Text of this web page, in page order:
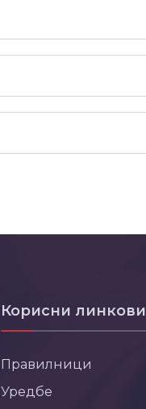
Корисни линкови
Правилници
Уредбе